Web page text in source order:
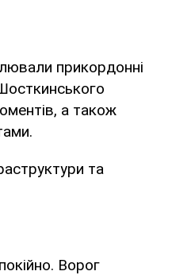
прикордонні
а також
та
Ворог